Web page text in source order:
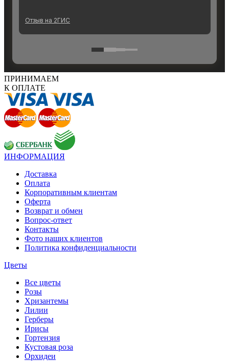
ПРИНИМАЕМ
К ОПЛАТЕ
ИНФОРМАЦИЯ
Доставка
Оплата
Корпоративным клиентам
Оферта
Возврат и обмен
Вопрос-ответ
Контакты
Фото наших клиентов
Политика конфиденциальности
Цветы
Все цветы
Розы
Хризантемы
Лилии
Герберы
Ирисы
Гортензия
Кустовая роза
Орхидеи